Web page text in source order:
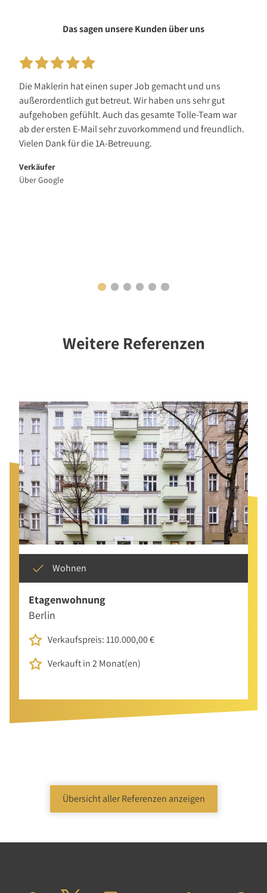
Das sagen unsere Kunden über uns
Die Maklerin hat einen super Job gemacht und uns
außerordentlich gut betreut. Wir haben uns sehr gut
aufgehoben gefühlt. Auch das gesamte Tolle-Team war
ab der ersten E-Mail sehr zuvorkommend und freundlich.
Vielen Dank für die 1A-Betreuung.
Verkäufer
Über Google
Weitere Referenzen
Wohnen
Etagenwohnung
Berlin
Verkaufspreis: 110.000,00 €
Verkauft in 2 Monat(en)
Übersicht aller Referenzen anzeigen